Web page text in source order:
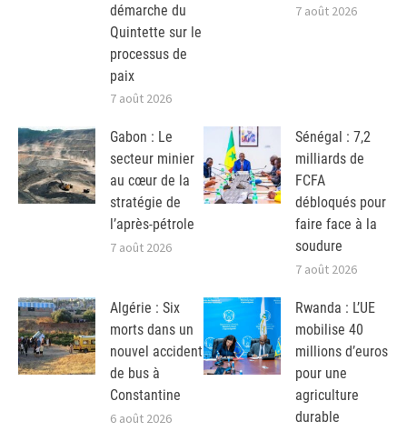
démarche du
Quintette sur le
processus de
paix
7 août 2026
7 août 2026
Gabon : Le
secteur minier
au cœur de la
stratégie de
l’après-pétrole
7 août 2026
Sénégal : 7,2
milliards de
FCFA
débloqués pour
faire face à la
soudure
7 août 2026
Algérie : Six
morts dans un
nouvel accident
de bus à
Constantine
6 août 2026
Rwanda : L’UE
mobilise 40
millions d’euros
pour une
agriculture
durable